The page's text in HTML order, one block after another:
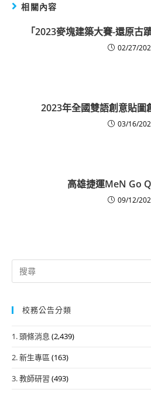
相關內容
「2023麥塊建築大賽-還原古
02/27/
2023年全國雙語創意貼圖
03/16/
高雄捷運MeN Go
09/12/
Search
for:
校務公告分類
1. 頭條消息 (2,439)
2. 新生專區 (163)
3. 教師研習 (493)